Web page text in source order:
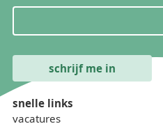
snelle links
vacatures